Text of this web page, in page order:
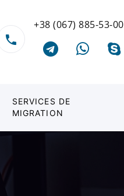
+38 (067) 885-53-00
SERVICES DE
MIGRATION